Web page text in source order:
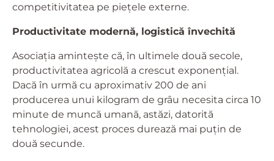
competitivitatea pe piețele externe.
Productivitate modernă, logistică învechită
Asociația amintește că, în ultimele două secole,
productivitatea agricolă a crescut exponențial.
Dacă în urmă cu aproximativ 200 de ani
producerea unui kilogram de grâu necesita circa 10
minute de muncă umană, astăzi, datorită
tehnologiei, acest proces durează mai puțin de
două secunde.